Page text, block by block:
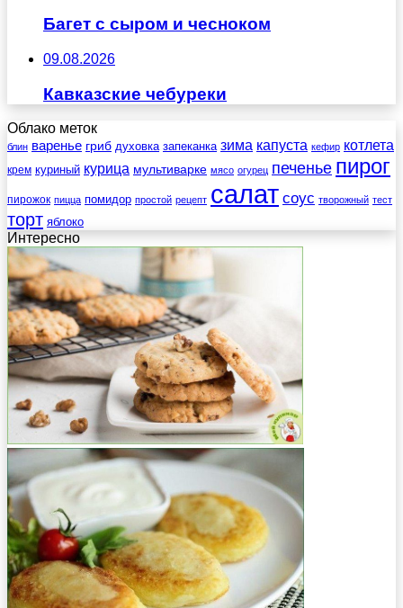
Багет с сыром и чесноком
09.08.2026
Кавказские чебуреки
Облако меток
блин варенье гриб духовка запеканка зима капуста кефир котлета
крем куриный курица мультиварке мясо огурец печенье пирог
пирожок пицца помидор простой рецепт салат соус творожный тест
торт яблоко
Интересно